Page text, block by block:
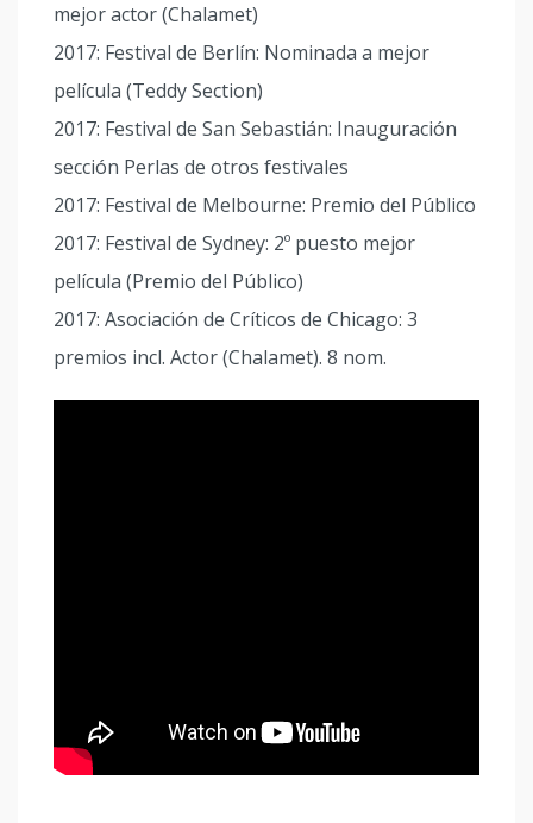
mejor actor (Chalamet)
2017: Festival de Berlín: Nominada a mejor
película (Teddy Section)
2017: Festival de San Sebastián: Inauguración
sección Perlas de otros festivales
2017: Festival de Melbourne: Premio del Público
2017: Festival de Sydney: 2º puesto mejor
película (Premio del Público)
2017: Asociación de Críticos de Chicago: 3
premios incl. Actor (Chalamet). 8 nom.